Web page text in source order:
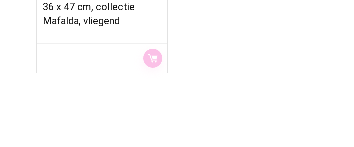
36 x 47 cm, collectie
Mafalda, vliegend